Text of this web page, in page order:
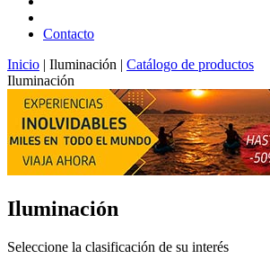
Contacto
Inicio | Iluminación | Catálogo de productos
Iluminación
Iluminación
Seleccione la clasificación de su interés